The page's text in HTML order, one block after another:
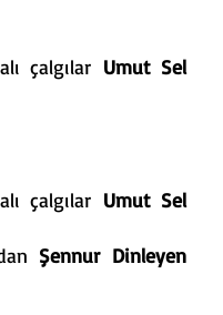
çalgılar Umut Sel
çalgılar Umut Sel
Şennur Dinleyen